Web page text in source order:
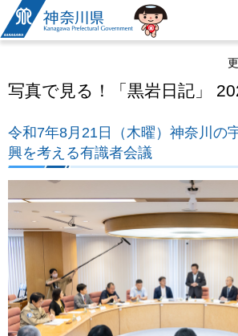
神奈川県
写真で見る！「黒岩日記」
令和7年8月21日（木曜）神奈川の
興を考える有識者会議